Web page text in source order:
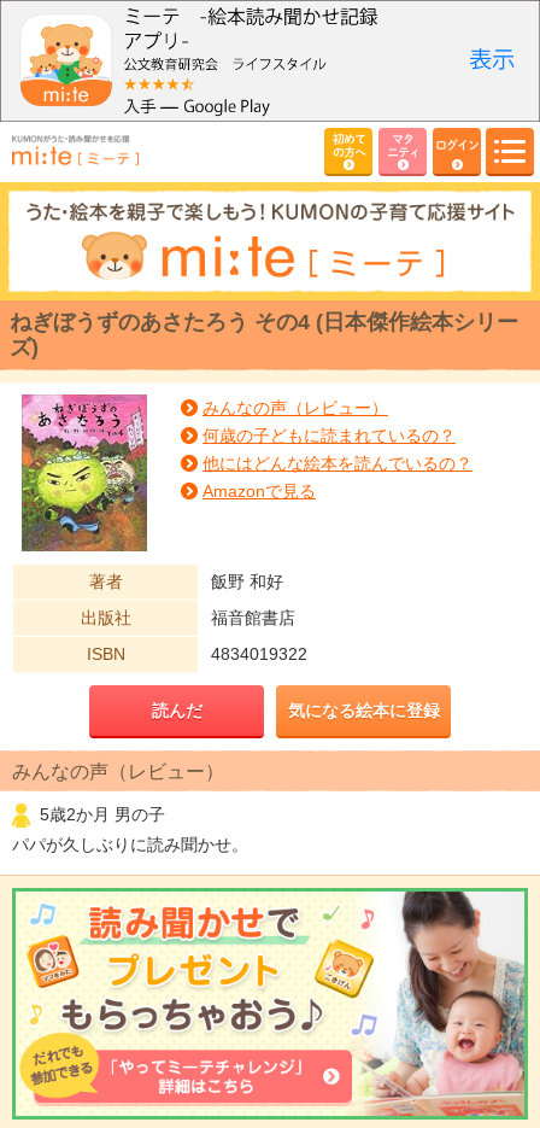
初めて
の方へ
マタ
ニティ
ログイン
ねぎぼうずのあさたろう その4 (日本傑作絵本シリー
ズ)
みんなの声（レビュー）
何歳の子どもに読まれているの？
他にはどんな絵本を読んでいるの？
Amazonで見る
著者
飯野 和好
出版社
福音館書店
ISBN
4834019322
読んだ 気になる絵本に登録
みんなの声（レビュー）
5歳2か月 男の子
パパが久しぶりに読み聞かせ。